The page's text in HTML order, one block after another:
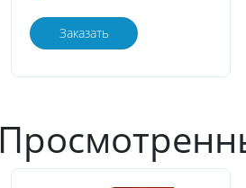
Заказать